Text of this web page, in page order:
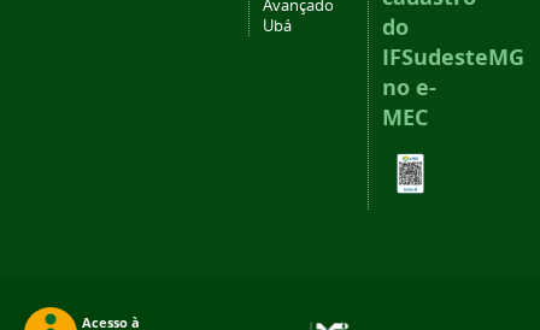
Avançado
Ubá
do
IFSudesteMG
no e-
MEC